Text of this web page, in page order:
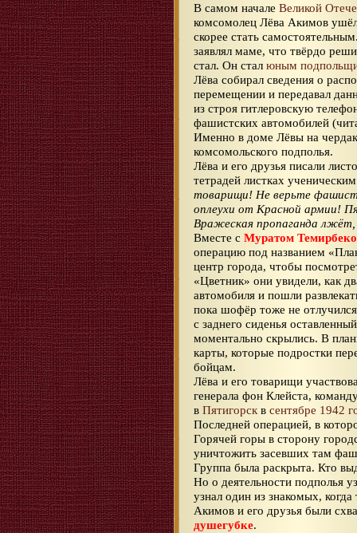
В самом начале Великой
комсомолец Лёва Акимов
скорее стать
заявлял маме, что твёрдо
стал. Он стал юным
Лёва собирал сведения о
перемещении и передавал
из строя гитлеровскую
фашистских автомобилей
Именно в доме Лёвы на
комсомольского подполья.
Лёва и его друзья писали
тетрадей листках
товарищи! Не верьте
оплеухи от Красной армии!
Вражеская пропаганда
Вместе с Муратом
операцию под названием
центр города, чтобы
«Цветник» они увидели, как
автомобиля и пошли
пока шофёр тоже не
с заднего сиденья
моментально скрылись. В
карты, которые подростки
бойцам.
Лёва и его товарищи
генерала фон Клейста,
в Пятигорск в сентябре 1942
Последней операцией, в
Горячей горы в сторону
уничтожить засевших там
Группа была раскрыта. Кто
Но о деятельности подполья
узнал один из знакомых,
Акимов и его друзья были
душегубке.